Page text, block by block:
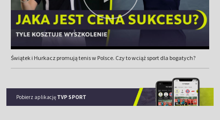
Świątek i Hurkacz promują tenis w Polsce. Czy to wciąż sport dla bogatych?
Pobierz aplikację TVP SPORT